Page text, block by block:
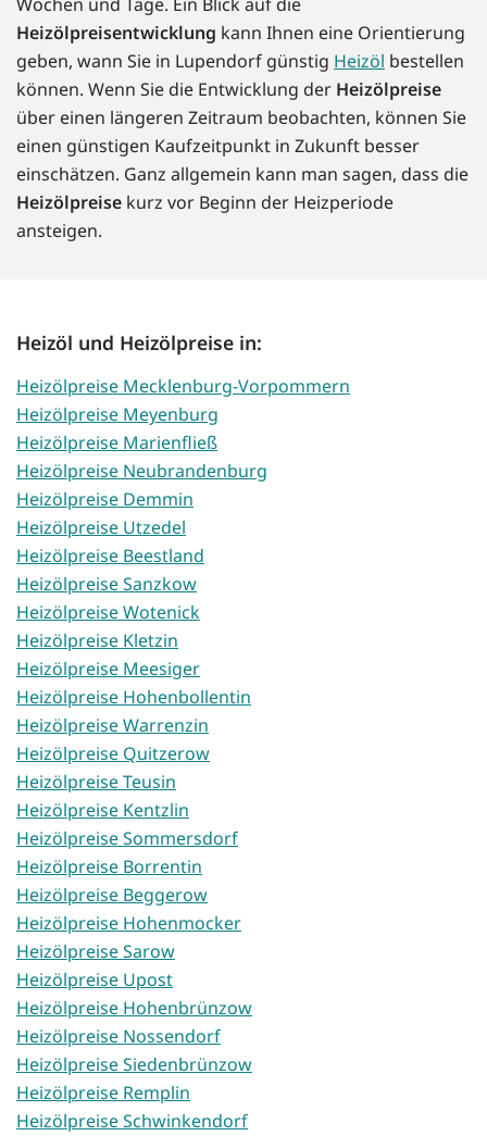
Heizölpreisentwicklung kann Ihnen eine Orientierung
geben, wann Sie in Lupendorf günstig Heizöl bestellen
können. Wenn Sie die Entwicklung der Heizölpreise
über einen längeren Zeitraum beobachten, können Sie
einen günstigen Kaufzeitpunkt in Zukunft besser
einschätzen. Ganz allgemein kann man sagen, dass die
Heizölpreise kurz vor Beginn der Heizperiode
ansteigen.
Heizöl und Heizölpreise in:
Heizölpreise Mecklenburg-Vorpommern
Heizölpreise Meyenburg
Heizölpreise Marienfließ
Heizölpreise Neubrandenburg
Heizölpreise Demmin
Heizölpreise Utzedel
Heizölpreise Beestland
Heizölpreise Sanzkow
Heizölpreise Wotenick
Heizölpreise Kletzin
Heizölpreise Meesiger
Heizölpreise Hohenbollentin
Heizölpreise Warrenzin
Heizölpreise Quitzerow
Heizölpreise Teusin
Heizölpreise Kentzlin
Heizölpreise Sommersdorf
Heizölpreise Borrentin
Heizölpreise Beggerow
Heizölpreise Hohenmocker
Heizölpreise Sarow
Heizölpreise Upost
Heizölpreise Hohenbrünzow
Heizölpreise Nossendorf
Heizölpreise Siedenbrünzow
Heizölpreise Remplin
Heizölpreise Schwinkendorf